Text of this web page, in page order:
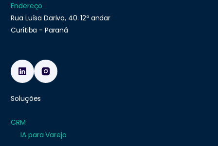
Endereço
Rua Luísa Dariva, 40. 12º andar
Curitiba - Paraná
Soluções
CRM
IA para Varejo